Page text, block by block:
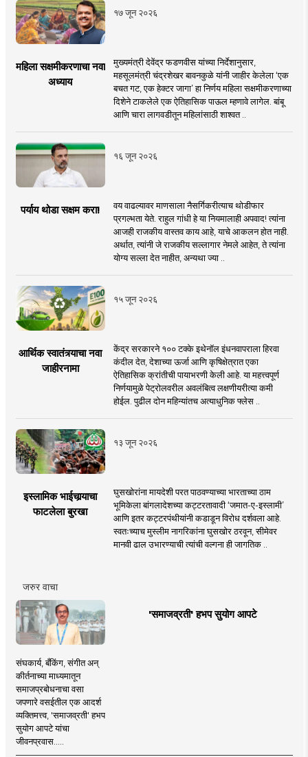
१७ जून २०२६
महिला सक्षमीकरणाचा नवा
अध्याय
मुख्यमंत्री देवेंद्र फडणवीस यांच्या निर्देशानुसार,
महसूलमंत्री चंद्रशेखर बावनकुळे यांनी जाहीर केलेला ‘एक
बचत गट, एक हेक्टर जागा’ हा निर्णय महिला सक्षमीकरणाच्या
दिशेने टाकलेले एक ऐतिहासिक पाऊल म्हणावे लागेल. बांबू
आणि चारा लागवडीतून महिलांसाठी शाश्वत ..
१६ जून २०२६
पर्याय थोडा सक्षम करा!
वय वाढल्यावर माणसाला नैसर्गिकरीत्याच थोडीफार
प्रगल्भता येते. राहुल गांधी हे या नियमालाही अपवाद! त्यांना
आजही राजकीय वास्तव काय आहे, याचे आकलन होत नाही.
अर्थात, त्यांनी जे राजकीय सल्लागार नेमले आहेत, ते त्यांना
योग्य सल्ला देत नाहीत, अन्यथा ज्या ..
१५ जून २०२६
आर्थिक स्वातंत्र्याचा नवा
जाहीरनामा
केंद्र सरकारने १०० टक्के इथेनॉल इंधनवापराला हिरवा
कंदील देत, देशाच्या ऊर्जा आणि कृषिक्षेत्रात एका
ऐतिहासिक क्रांतीची पायाभरणी केली आहे. या महत्त्वपूर्ण
निर्णयामुळे पेट्रोलवरील अवलंबित्व लक्षणीयरीत्या कमी
होईल. पुढील दोन महिन्यांतच अत्याधुनिक फ्लेस ..
१३ जून २०२६
इस्लामिक भाईचार्‍याचा
फाटलेला बुरखा
घुसखोरांना मायदेशी परत पाठवण्याच्या भारताच्या ठाम
भूमिकेला बांगलादेशच्या कट्टरतावादी ‘जमात-ए-इस्लामी’
आणि इतर कट्टरपंथीयांनी कडाडून विरोध दर्शवला आहे.
स्वतःच्याच मुस्लीम नागरिकांना घुसखोर ठरवून, सीमेवर
मानवी ढाल उभारण्याची त्यांची वल्गना ही जागतिक ..
जरुर वाचा
'समाजव्रती' हभप सुयोग आपटे
संघकार्य, बँकिंग, संगीत अन्
कीर्तनाच्या माध्यमातून
समाजप्रबोधनाचा वसा
जपणारे वसईतील एक आदर्श
व्यक्तिमत्त्व, 'समाजव्रती' हभप
सुयोग आपटे यांचा
जीवनप्रवास.....